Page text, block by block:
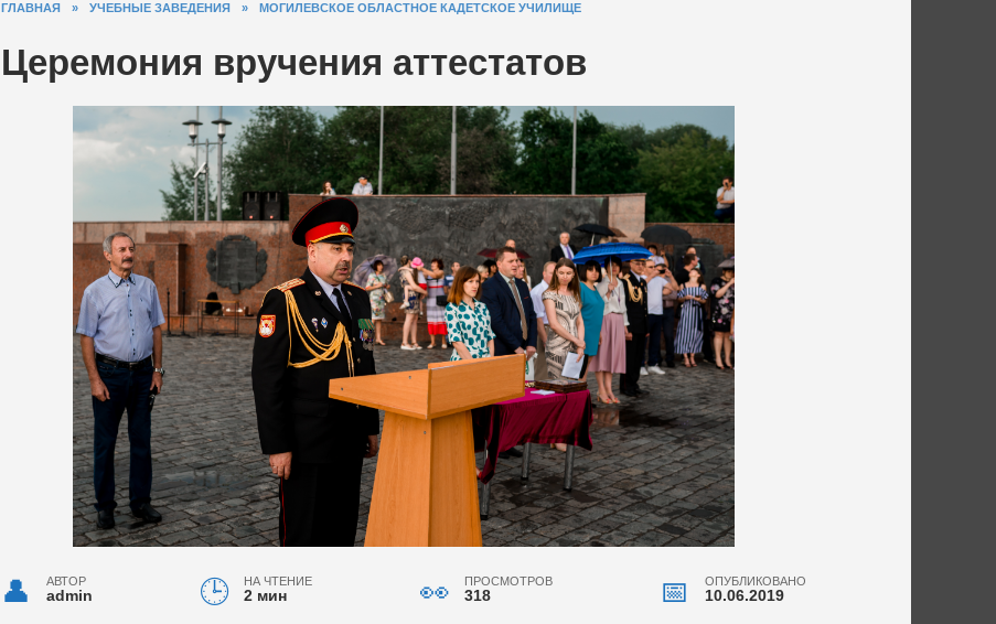
ГЛАВНАЯ » УЧЕБНЫЕ ЗАВЕДЕНИЯ » МОГИЛЕВСКОЕ ОБЛАСТНОЕ КАДЕТСКОЕ УЧИЛИЩЕ
Церемония вручения аттестатов
АВТОР
admin
НА ЧТЕНИЕ
2 мин
ПРОСМОТРОВ
318
ОПУБЛИКОВАНО
10.06.2019